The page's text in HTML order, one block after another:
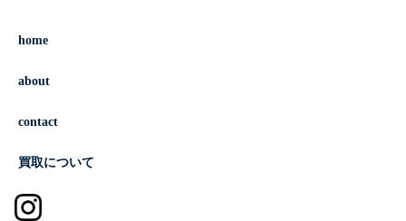
home
about
contact
買取について